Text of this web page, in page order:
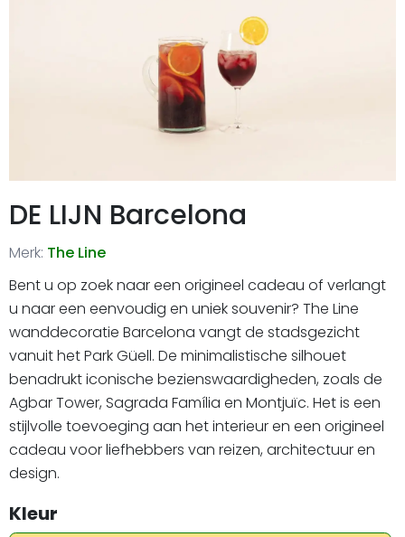
DE LIJN Barcelona
Merk: The Line
Bent u op zoek naar een origineel cadeau of verlangt
u naar een eenvoudig en uniek souvenir? The Line
wanddecoratie Barcelona vangt de stadsgezicht
vanuit het Park Güell. De minimalistische silhouet
benadrukt iconische bezienswaardigheden, zoals de
Agbar Tower, Sagrada Família en Montjuïc. Het is een
stijlvolle toevoeging aan het interieur en een origineel
cadeau voor liefhebbers van reizen, architectuur en
design.
Kleur